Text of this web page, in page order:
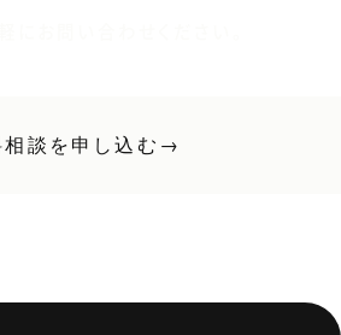
談を申し込む →